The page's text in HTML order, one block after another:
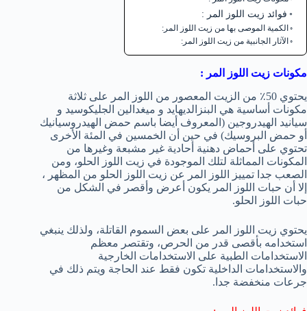
فوائد زيت اللوز المر :
الكمية الموصى بها من زيت اللوز المر:
الآثار الجانبية من زيت اللوز المر:
مكونات زيت اللوز المر :
يحتوي 50٪ من الزيت المعصور من اللوز المر على ثلاثة
مكونات أساسية هي البنزالديهايد و ميغدالين الجليكوسيد و
سيانيد الهيدروجين (المعروف أيضا باسم حمض الهيدروسيانيك
أو حمض البروسيك) في حين أن الخمسين في المئة الأخرى
تحتوي على أحماض دهنية أحادية غير مشبعة وغيرها من
المكونات المماثلة لتلك الموجودة في زيت اللوز الحلو، ومن
الصعب جدا تمييز اللوز المر عن زيت اللوز الحلو من المظهر ،
إلا أن حبات اللوز المر يكون أعرض وأقصر في الشكل من
حبات اللوز الحلو.
يحتوي زيت اللوز المر على بعض السموم القاتلة، ولذلك ينبغي
استخدامه بأقصى قدر من الحرص، وتقتصر معظم
الاستخدامات الطبية على الاستخدامات الخارجية
والاستخدامات الداخلية تكون فقط عند الحاجة ويتم ذلك في
جرعات منخفضة جدا.